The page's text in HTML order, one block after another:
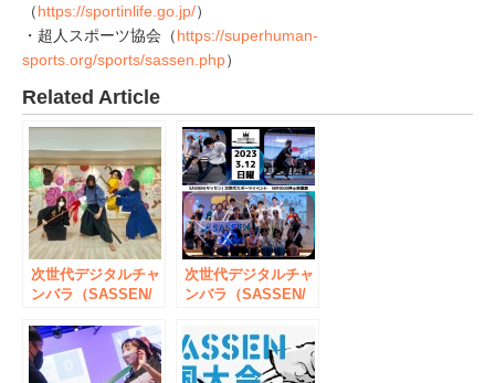
（https://sportinlife.go.jp/）
・超人スポーツ協会（https://superhuman-
sports.org/sports/sassen.php）
Related Article
次世代デジタルチャ
ンバラ（SASSEN/
【ことのは CUP】
を秋葉原（東京都千
代田区）で8月14日
次世代デジタルチャ
ンバラ（SASSEN/
【SERIOUS（シリ
アス）杯】を秋葉原
（東京都千代田区）